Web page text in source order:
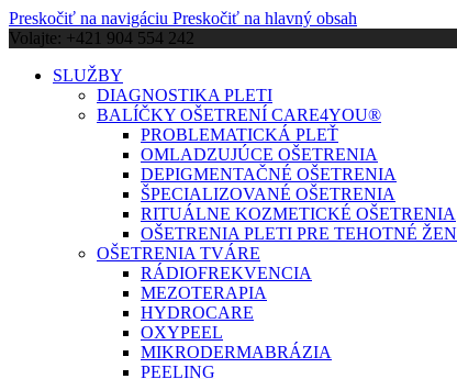
Preskočiť na navigáciu Preskočiť na hlavný obsah
Volajte: +421 904 554 242
SLUŽBY
DIAGNOSTIKA PLETI
BALÍČKY OŠETRENÍ CARE4YOU®
PROBLEMATICKÁ PLEŤ
OMLADZUJÚCE OŠETRENIA
DEPIGMENTAČNÉ OŠETRENIA
ŠPECIALIZOVANÉ OŠETRENIA
RITUÁLNE KOZMETICKÉ OŠETRENIA
OŠETRENIA PLETI PRE TEHOTNÉ
OŠETRENIA TVÁRE
RÁDIOFREKVENCIA
MEZOTERAPIA
HYDROCARE
OXYPEEL
MIKRODERMABRÁZIA
PEELING